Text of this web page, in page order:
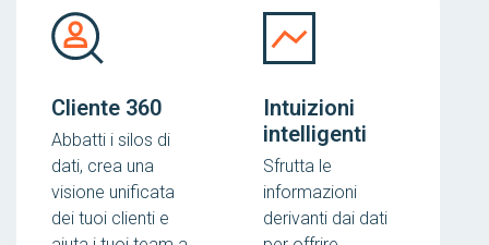
Cliente 360
Abbatti i silos di
dati, crea una
visione unificata
dei tuoi clienti e
Intuizioni
intelligenti
Sfrutta le
informazioni
derivanti dai dati